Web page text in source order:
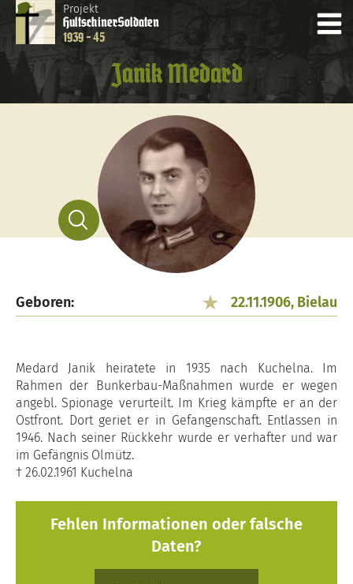
Projekt
HultschinerSoldaten
1939 - 45
Janik Medard
Geboren: 22.11.1906, Bielau
Medard Janik heiratete in 1935 nach Kuchelna. Im
Rahmen der Bunkerbau-Maßnahmen wurde er wegen
angebl. Spionage verurteilt. Im Krieg kämpfte er an der
Ostfront. Dort geriet er in Gefangenschaft. Entlassen in
1946. Nach seiner Rückkehr wurde er verhafter und war
im Gefängnis Olmütz.
† 26.02.1961 Kuchelna
Fehlen Informationen oder falsche
Daten?